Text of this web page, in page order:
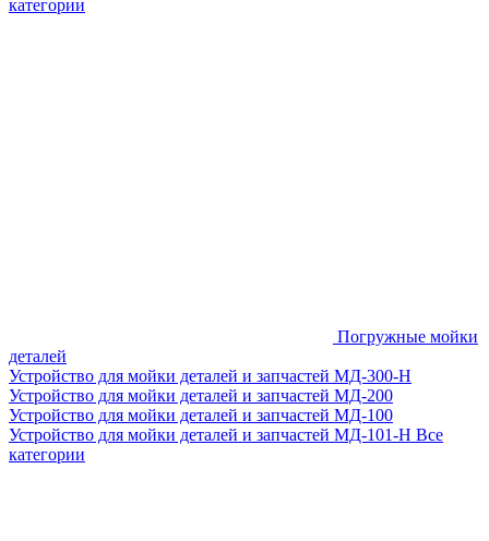
категории
Погружные мойки
деталей
Устройство для мойки деталей и запчастей МД-300-H
Устройство для мойки деталей и запчастей МД-200
Устройство для мойки деталей и запчастей МД-100
Устройство для мойки деталей и запчастей МД-101-Н Все
категории